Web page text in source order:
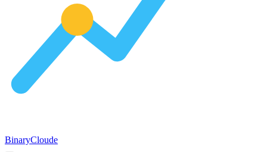
BinaryCloude